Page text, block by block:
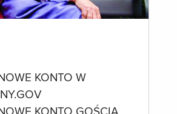
KONTO W